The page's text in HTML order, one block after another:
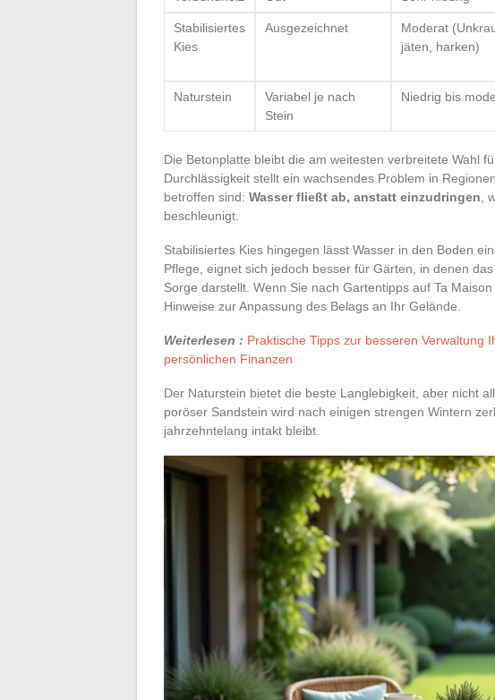
Stabilisiertes
Kies
Ausgezeichnet
Moderat
jäten, harken)
Naturstein
Variabel je nach
Stein
Niedrig bis
Die Betonplatte bleibt die am weitesten verbreitete Wahl
Durchlässigkeit stellt ein wachsendes Problem in
betroffen sind: Wasser fließt ab, anstatt einzudringen ,
beschleunigt.
Stabilisiertes Kies hingegen lässt Wasser in den Boden
Pflege, eignet sich jedoch besser für Gärten, in denen
Sorge darstellt. Wenn Sie nach Gartentipps auf Ta
Hinweise zur Anpassung des Belags an Ihr Gelände.
Weiterlesen : Praktische Tipps zur besseren Verwaltung
persönlichen Finanzen
Der Naturstein bietet die beste Langlebigkeit, aber nicht
poröser Sandstein wird nach einigen strengen Wintern
jahrzehntelang intakt bleibt.